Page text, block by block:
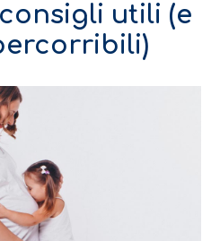
utili (e